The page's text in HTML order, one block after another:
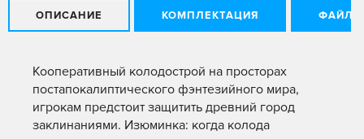
ОПИСАНИЕ КОМПЛЕКТАЦИЯ ФАЙЛЫ
Кооперативный колодострой на просторах
постапокалиптического фэнтезийного мира,
игрокам предстоит защитить древний город
заклинаниями. Изюминка: когда колода